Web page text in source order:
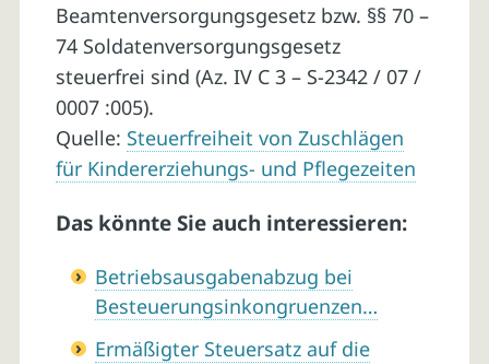
Beamtenversorgungsgesetz bzw. §§ 70 –
74 Soldatenversorgungsgesetz
steuerfrei sind (Az. IV C 3 – S-2342 / 07 /
0007 :005).
Quelle: Steuerfreiheit von Zuschlägen
für Kindererziehungs- und Pflegezeiten
Das könnte Sie auch interessieren:
Betriebsausgabenabzug bei
Besteuerungsinkongruenzen…
Ermäßigter Steuersatz auf die